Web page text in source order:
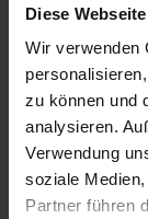
Diese
Wir verwenden
zu können und
analysieren.
Verwendung
soziale
Partner führen
Sam, clay
88,66 €